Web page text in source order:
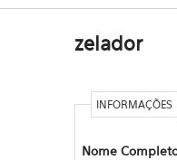
zelador
INFORMAÇÕES
Nome